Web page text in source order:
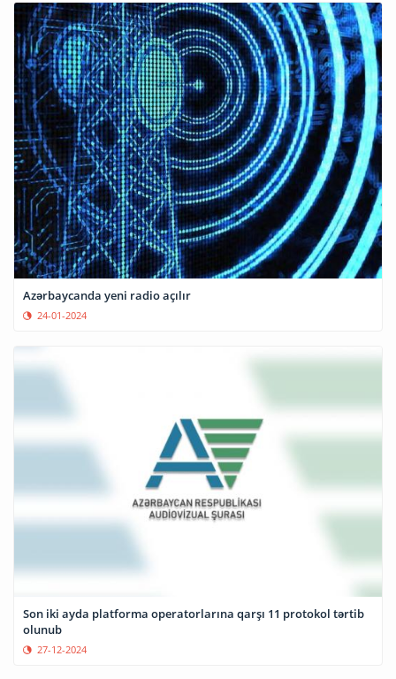
Azərbaycanda yeni radio açılır
24-01-2024
Son iki ayda platforma operatorlarına qarşı 11 protokol tərtib
olunub
27-12-2024